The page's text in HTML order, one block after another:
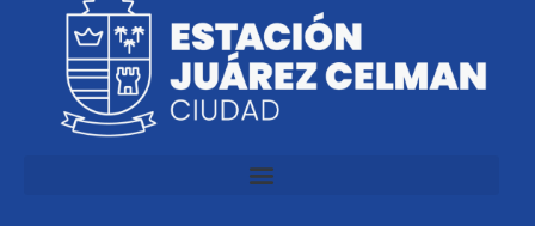
Etiqueta:Variante
Juárez Celman
Avanza la iluminación LED